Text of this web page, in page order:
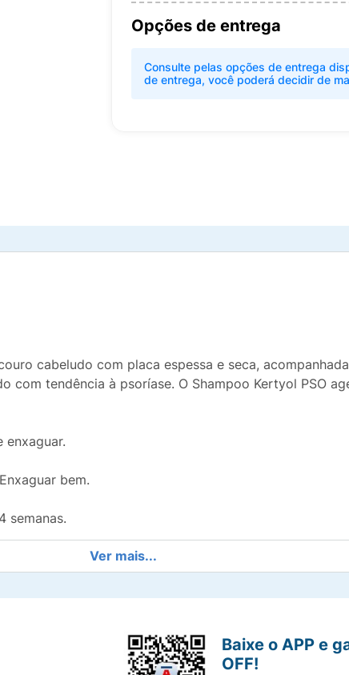
Opções de entrega
Consulte pelas opções de entrega
de entrega, você poderá decidir de
cabeludo com placa espessa e seca,
com tendência à psoríase. O Shampoo Kertyol PSO
enxaguar.
bem.
semanas.
quebrando o ciclo inflamatório da psoríase
Ver mais...
Baixe o APP e
OFF!